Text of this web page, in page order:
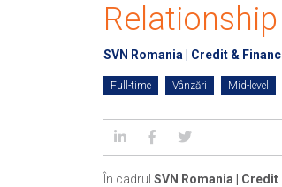
SVN Romania | Credit &
Full-time Vânzări Mid-level
În cadrul SVN Romania |